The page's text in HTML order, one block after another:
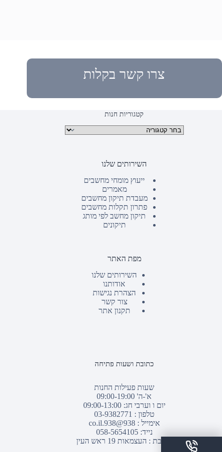
צרו קשר בקלות
קטגוריות חנות
קטגוריות מוצרים
השירותים שלנו
ייעוץ מומחי מחשבים
מאמרים
מעבדת תיקון מחשבים
פתרון תקלות מחשבים
תיקון מחשב לפי מותג
תיקונים
מפת האתר
השירותים שלנו
אודותנו
הצהרת נגישות
צור קשר
תקנון אתר
כתובת ושעות פתיחה
שעות פעילות החנות
א'-ה' 09:00-19:00
יום ו וערבי חג: 09:00-13:00
טלפון : 03-9382771
אימייל :938@938.co.il
נייד: 058-5654105
כתובת : העצמאות 19 ראש העין